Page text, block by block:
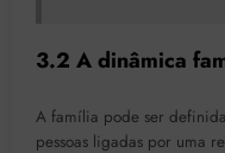
3.2 A dinâmica
A família pode ser
pessoas ligadas por uma